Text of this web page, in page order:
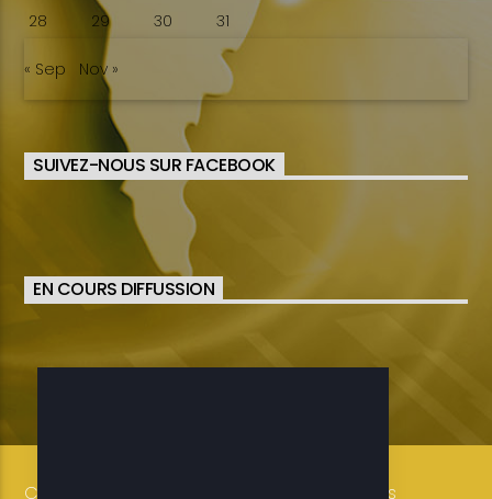
28
29 30 31
« Sep Nov »
SUIVEZ-NOUS SUR FACEBOOK
EN COURS DIFFUSSION
Copyright 2019-2025 ETELE BENIN Tous droits